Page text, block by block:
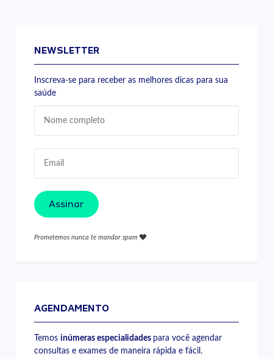
NEWSLETTER
Inscreva-se para receber as melhores dicas para sua
saúde
Assinar
Prometemos nunca te mandar spam
AGENDAMENTO
Temosinúmeras especialidades para você agendar
consultas e exames de maneira rápida e fácil.